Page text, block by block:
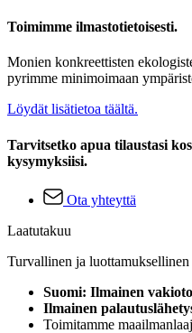
Toimimme ilmastotietoisesti.
Monien konkreettisten
pyrimme minimoimaan
Löydät lisätietoa täältä.
Tarvitsetko apua tilaustasi
kysymyksiisi.
Ota yhteyttä
Laatutakuu
Turvallinen ja luottamuksellinen
Suomi: Ilmainen
Ilmainen
Toimitamme